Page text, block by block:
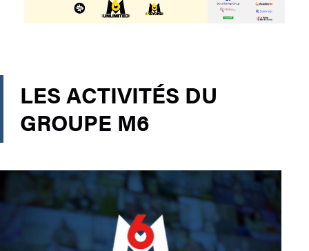
LES ACTIVITÉS DU
GROUPE M6